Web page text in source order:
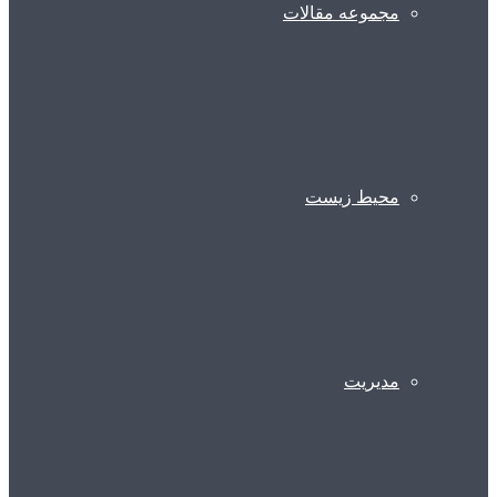
مجموعه مقالات
محیط زیست
مدیریت